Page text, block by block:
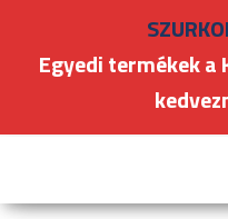
Egyedi termékek a